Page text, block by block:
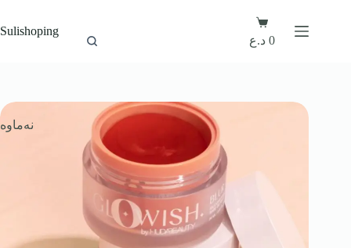
Sulishoping
0 د.ع
نەماوە